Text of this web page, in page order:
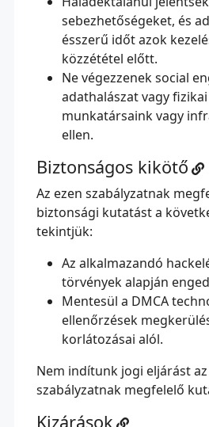
sebezhetőségeket, és
ésszerű időt azok
közzététel előtt.
Ne végezzenek social
adathalászat vagy
munkatársaink vagy
ellen.
Biztonságos kikötő
Az ezen szabályzatnak
biztonsági kutatást a
tekintjük:
Az alkalmazandó
törvények alapján
Mentesül a DMCA
ellenőrzések
korlátozásai alól.
Nem indítunk jogi eljárást az
szabályzatnak megfelelő
Kizárások